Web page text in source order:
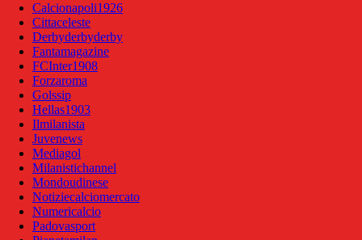
Calcionapoli1926
Cittaceleste
Derbyderbyderby
Fantamagazine
FCInter1908
Forzaroma
Golssip
Hellas1903
Ilmilanista
Juvenews
Mediagol
Milanistichannel
Mondoudinese
Notiziecalciomercato
Numericalcio
Padovasport